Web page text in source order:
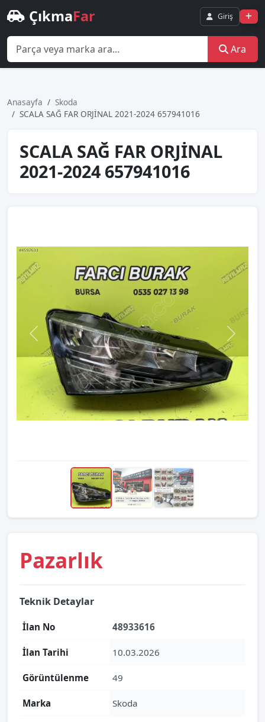
ÇıkmaFar Giriş
Ara
Anasayfa
Skoda
SCALA SAĞ FAR ORJİNAL 2021-2024 657941016
SCALA SAĞ FAR ORJİNAL
2021-2024 657941016
Pazarlık
Teknik Detaylar
İlan No 48933616
İlan Tarihi 10.03.2026
Görüntülenme 49
Marka Skoda